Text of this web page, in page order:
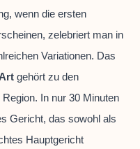
wenn die ersten
zelebriert man in
Variationen. Das
gehört zu den
In nur 30 Minuten
Gericht, das sowohl als
Hauptgericht